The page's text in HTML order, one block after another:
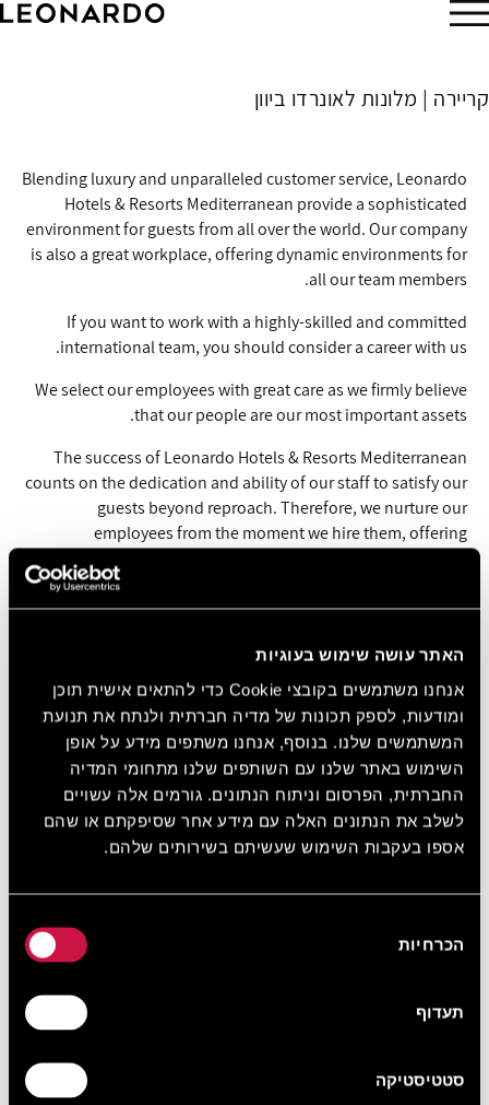
האתר עושה שימוש בעוגיות
אנחנו משתמשים בקובצי Cookie כדי להתאים אישית תוכן
ומודעות, לספק תכונות של מדיה חברתית ולנתח את תנועת
המשתמשים שלנו. בנוסף, אנחנו משתפים מידע על אופן
השימוש באתר שלנו עם השותפים שלנו מתחומי המדיה
החברתית, הפרסום וניתוח הנתונים. גורמים אלה עשויים
לשלב את הנתונים האלה עם מידע אחר שסיפקתם או שהם
אספו בעקבות השימוש שעשיתם בשירותים שלהם.
הסכמה
הכרחיות
תעדוף
סטטיסטיקה
קריירה | מלונות לאונרדו ביוון
Blending luxury and unparalleled customer service, Leonardo
Hotels & Resorts Mediterranean provide a sophisticated
environment for guests from all over the world. Our company
is also a great workplace, offering dynamic environments for
all our team members.
If you want to work with a highly-skilled and committed
international team, you should consider a career with us.
We select our employees with great care as we firmly believe
that our people are our most important assets.
The success of Leonardo Hotels & Resorts Mediterranean
counts on the dedication and ability of our staff to satisfy our
guests beyond reproach. Therefore, we nurture our
employees from the moment we hire them, offering
beyond for our staff!
Apply for a job today!